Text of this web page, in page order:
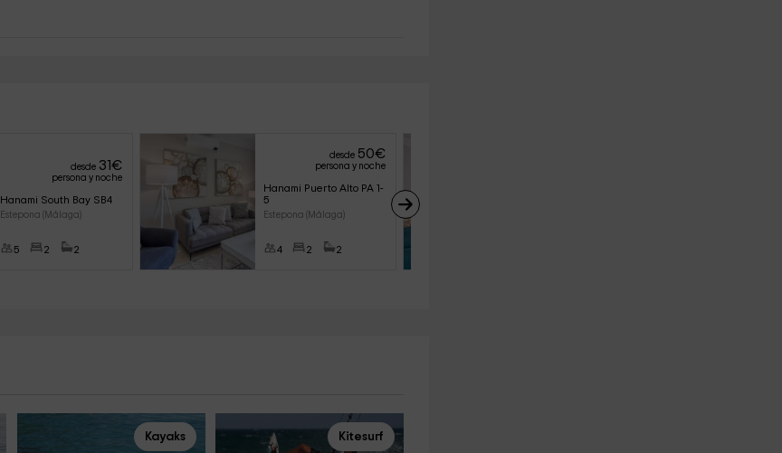
desde 31€
persona y noche
Hanami South Bay SB4
Estepona (Málaga)
5 2 2
desde 50€
persona y noche
Hanami Puerto Alto PA 1-
5
Estepona (Málaga)
4 2 2
Kayaks Kitesurf